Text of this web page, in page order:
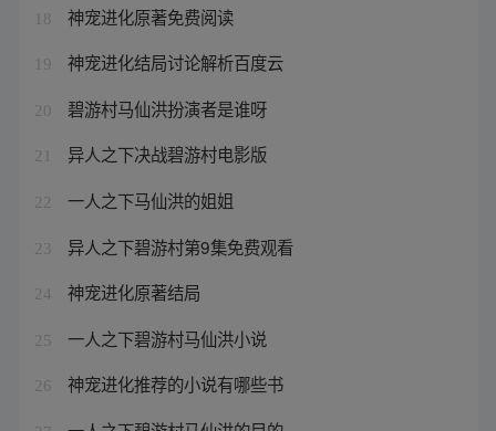
18 神宠进化原著免费阅读
19 神宠进化结局讨论解析百度云
20 碧游村马仙洪扮演者是谁呀
21 异人之下决战碧游村电影版
22 一人之下马仙洪的姐姐
23 异人之下碧游村第9集免费观看
24 神宠进化原著结局
25 一人之下碧游村马仙洪小说
26 神宠进化推荐的小说有哪些书